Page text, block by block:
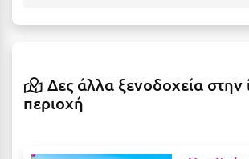
Ηράκλειο
Θάσος
Δες άλλα ξενοδοχεία στην
περιοχή